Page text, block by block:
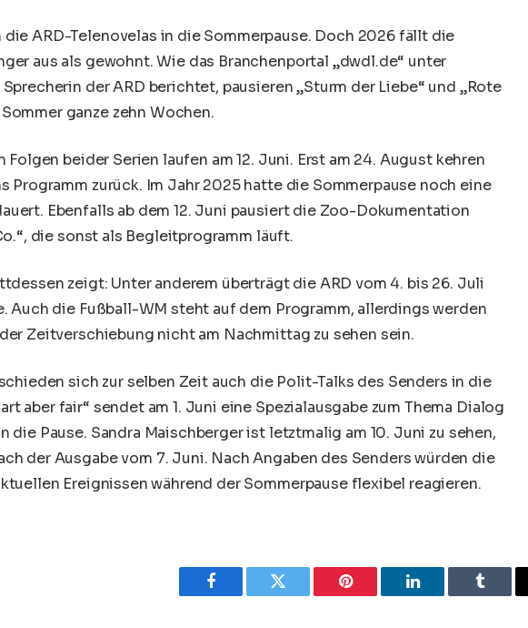
ARD-Telenovelas in die Sommerpause. Doch 2026 fällt die
aus als gewohnt. Wie das Branchenportal „dwdl.de“ unter
der ARD berichtet, pausieren „Sturm der Liebe“ und „Rote
ganze zehn Wochen.
beider Serien laufen am 12. Juni. Erst am 24. August kehren
Programm zurück. Im Jahr 2025 hatte die Sommerpause noch eine
Ebenfalls ab dem 12. Juni pausiert die Zoo-Dokumentation
die sonst als Begleitprogramm läuft.
zeigt: Unter anderem überträgt die ARD vom 4. bis 26. Juli
Auch die Fußball-WM steht auf dem Programm, allerdings werden
Zeitverschiebung nicht am Nachmittag zu sehen sein.
sich zur selben Zeit auch die Polit-Talks des Senders in die
aber fair“ sendet am 1. Juni eine Spezialausgabe zum Thema Dialog
die Pause. Sandra Maischberger ist letztmalig am 10. Juni zu sehen,
der Ausgabe vom 7. Juni. Nach Angaben des Senders würden die
Ereignissen während der Sommerpause flexibel reagieren.
Facebook Twitter Pinterest LinkedIn Tumblr